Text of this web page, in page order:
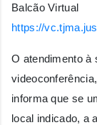
‌Balcão Virtual
https://
O atendimento à
informa que se
local indicado, a